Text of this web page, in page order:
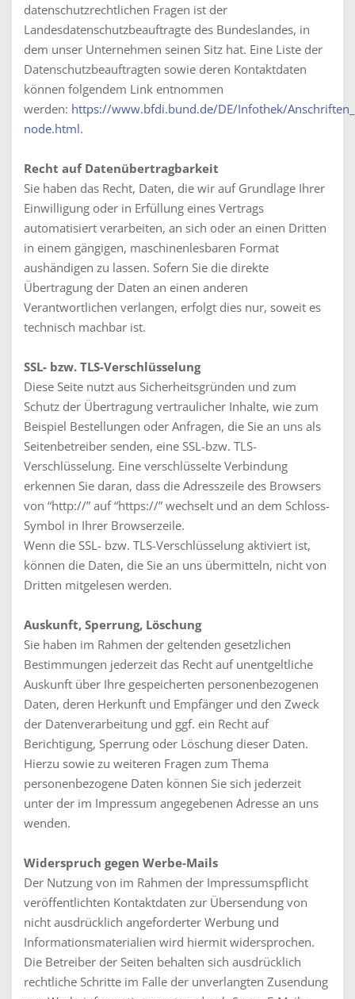
datenschutzrechtlichen Fragen ist der
Landesdatenschutzbeauftragte des Bundeslandes, in
dem unser Unternehmen seinen Sitz hat. Eine Liste der
Datenschutzbeauftragten sowie deren Kontaktdaten
können folgendem Link entnommen
werden: https://www.bfdi.bund.de/DE/Infothek/
node.html.
Recht auf Datenübertragbarkeit
Sie haben das Recht, Daten, die wir auf Grundlage Ihrer
Einwilligung oder in Erfüllung eines Vertrags
automatisiert verarbeiten, an sich oder an einen Dritten
in einem gängigen, maschinenlesbaren Format
aushändigen zu lassen. Sofern Sie die direkte
Übertragung der Daten an einen anderen
Verantwortlichen verlangen, erfolgt dies nur, soweit es
technisch machbar ist.
SSL- bzw. TLS-Verschlüsselung
Diese Seite nutzt aus Sicherheitsgründen und zum
Schutz der Übertragung vertraulicher Inhalte, wie zum
Beispiel Bestellungen oder Anfragen, die Sie an uns als
Seitenbetreiber senden, eine SSL-bzw. TLS-
Verschlüsselung. Eine verschlüsselte Verbindung
erkennen Sie daran, dass die Adresszeile des Browsers
von “http://” auf “https://” wechselt und an dem Schloss-
Symbol in Ihrer Browserzeile.
Wenn die SSL- bzw. TLS-Verschlüsselung aktiviert ist,
können die Daten, die Sie an uns übermitteln, nicht von
Dritten mitgelesen werden.
Auskunft, Sperrung, Löschung
Sie haben im Rahmen der geltenden gesetzlichen
Bestimmungen jederzeit das Recht auf unentgeltliche
Auskunft über Ihre gespeicherten personenbezogenen
Daten, deren Herkunft und Empfänger und den Zweck
der Datenverarbeitung und ggf. ein Recht auf
Berichtigung, Sperrung oder Löschung dieser Daten.
Hierzu sowie zu weiteren Fragen zum Thema
personenbezogene Daten können Sie sich jederzeit
unter der im Impressum angegebenen Adresse an uns
wenden.
Widerspruch gegen Werbe-Mails
Der Nutzung von im Rahmen der Impressumspflicht
veröffentlichten Kontaktdaten zur Übersendung von
nicht ausdrücklich angeforderter Werbung und
Informationsmaterialien wird hiermit widersprochen.
Die Betreiber der Seiten behalten sich ausdrücklich
rechtliche Schritte im Falle der unverlangten Zusendung